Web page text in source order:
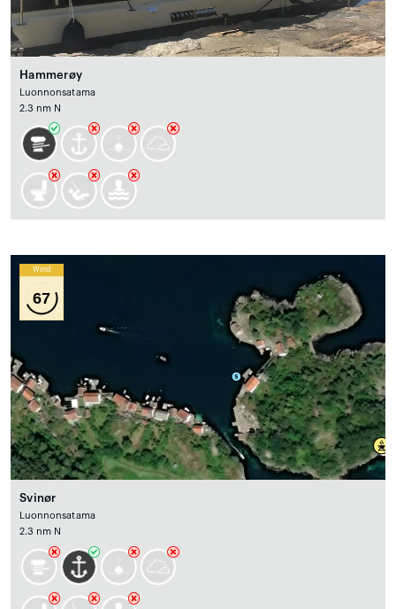
Hammerøy
Luonnonsatama
2.3 nm N
Wind
67
Svinør
Luonnonsatama
2.3 nm N